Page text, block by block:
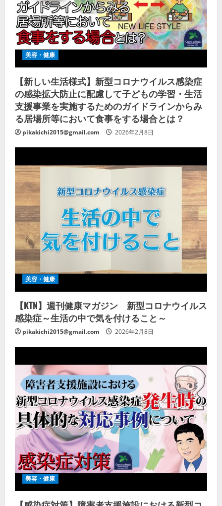
美容・健康
【新しい生活様式】新型コロナウイルス感染症
の感染拡大防止に配慮して子どもの学習・生活
支援事業を実施するためのガイドラインからみ
る居場所等において食事をする場合とは？
pikakichi2015@gmail.com 2026年2月8日
美容・健康
【KTN】週刊健康マガジン 新型コロナウイルス
感染症～生活の中で気を付けること～
pikakichi2015@gmail.com 2026年2月8日
美容・健康